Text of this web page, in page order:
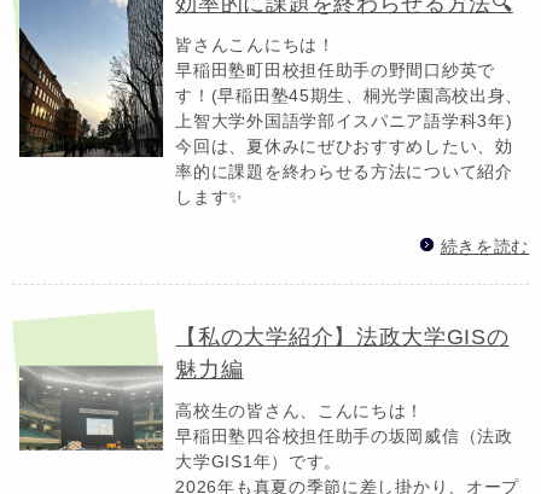
皆さんこんにちは！
早稲田塾町田校担任助手の野間口紗英で
す！(早稲田塾45期生、桐光学園高校出身、
上智大学外国語学部イスパニア語学科3年)
今回は、夏休みにぜひおすすめしたい、効
率的に課題を終わらせる方法について紹介
します✨
続きを読む
【私の大学紹介】法政大学GISの
魅力編
高校生の皆さん、こんにちは！
早稲田塾四谷校担任助手の坂岡威信（法政
大学GIS1年）です。
2026年も真夏の季節に差し掛かり、オープ